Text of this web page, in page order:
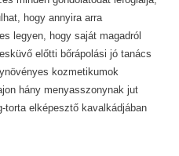
hogy annyira arra
legyen, hogy saját magadról
előtti bőrápolási jó tanács
kozmetikumok
hány menyasszonynak jut
torta elképesztő kavalkádjában